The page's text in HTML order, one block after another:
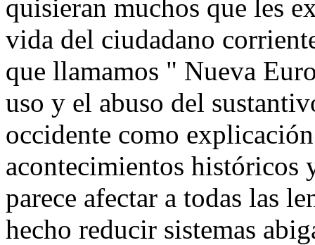
quisieran muchos que les
vida del ciudadano
que llamamos " Nueva
uso y el abuso del
occidente como
acontecimientos históricos
parece afectar a todas las
hecho reducir sistemas